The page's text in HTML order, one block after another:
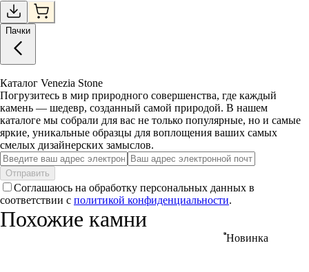
Пачки
Каталог Venezia Stone
Погрузитесь в мир природного совершенства, где каждый
камень — шедевр, созданный самой природой. В нашем
каталоге мы собрали для вас не только популярные, но и самые
яркие, уникальные образцы для воплощения ваших самых
смелых дизайнерских замыслов.
Отправить
Соглашаюсь на обработку персональных данных в
соответствии с политикой конфиденциальности.
Похожие камни
Новинка